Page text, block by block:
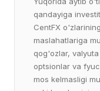
qandayiga
CentFX
maslahatlariga
qog'ozlar,
optsionlar va
mos kelmasligi